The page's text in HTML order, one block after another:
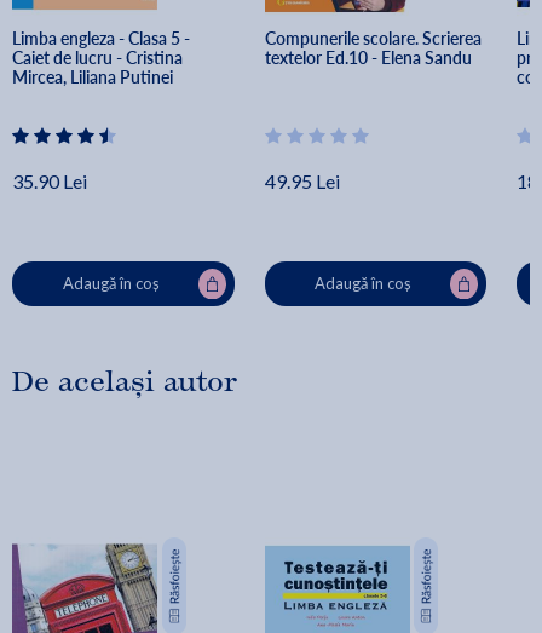
Limba engleza - Clasa 5 -
Caiet de lucru - Cristina
Mircea, Liliana Putinei
35.90 Lei
Adaugă în coș
Compunerile scolare. Scrierea
textelor Ed.10 - Elena Sandu
49.95 Lei
Adaugă în coș
De același autor